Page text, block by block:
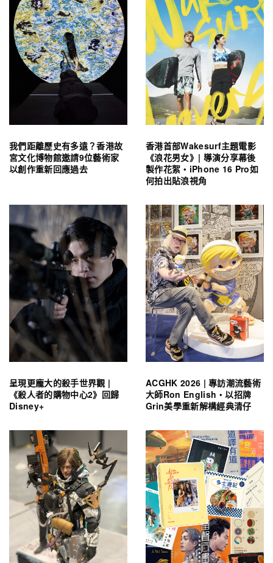
我們距離歷史有多遠？香港故
宮文化博物館邀請9位藝術家
以創作重新回應過去
香港首部Wakesurf主題電影
《浪花男女》| 導演分享幕後
製作花絮・iPhone 16 Pro如
何拍出貼浪視角
呈現更龐大的殺手世界觀 |
《殺人者的購物中心2》回歸
Disney+
ACGHK 2026 | 專訪潮流藝術
大師Ron English・以招牌
Grin美學重新解構經典清仔